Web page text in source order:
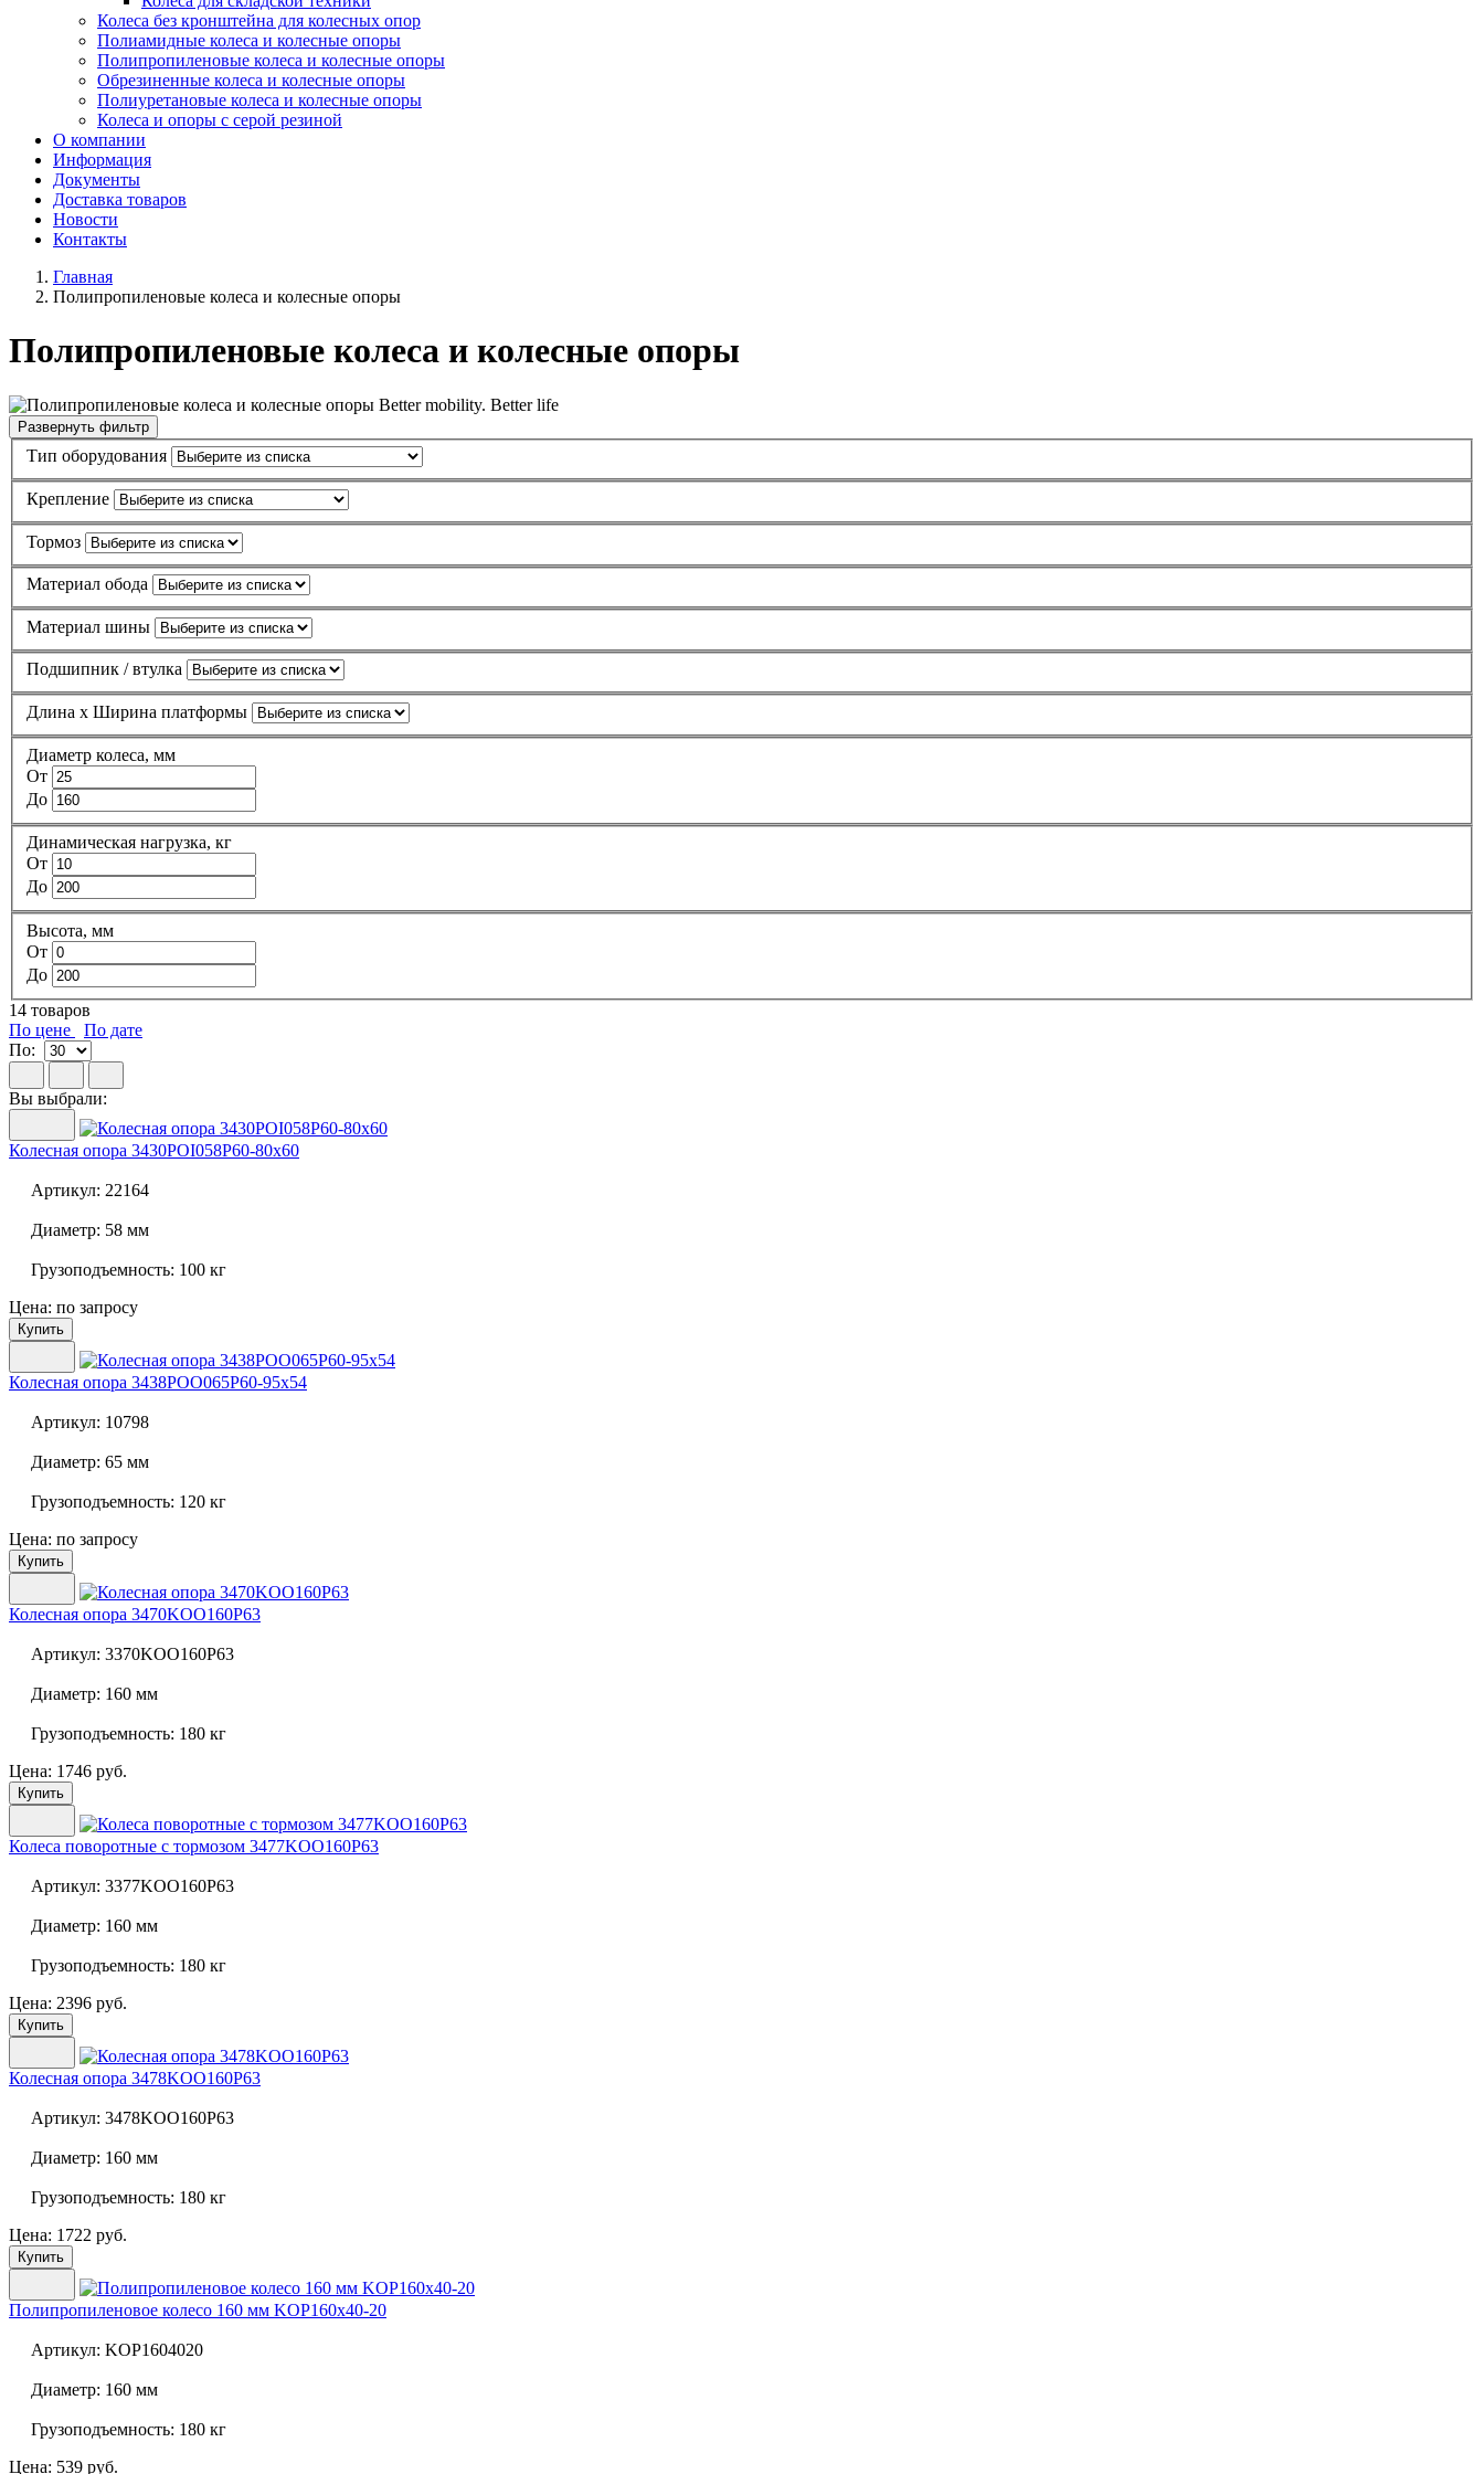
Колеса без кронштейна для колесных опор
Полиамидные колеса и колесные опоры
Полипропиленовые колеса и колесные опоры
Обрезиненные колеса и колесные опоры
Полиуретановые колеса и колесные опоры
Колеса и опоры с серой резиной
О компании
Информация
Документы
Доставка товаров
Новости
Контакты
Главная
Полипропиленовые колеса и колесные опоры
Полипропиленовые колеса и колесные опоры
Better mobility. Better life
Развернуть фильтр
Тип оборудования
Крепление
Тормоз
Материал обода
Материал шины
Подшипник / втулка
Длина х Ширина платформы
Диаметр колеса, мм
От
До
Динамическая нагрузка, кг
От
До
Высота, мм
От
До
14 товаров
По цене
По дате
По:
Вы выбрали:
Колесная опора 3430POI058P60-80x60
Артикул: 22164
Диаметр: 58 мм
Грузоподъемность: 100 кг
Цена: по запросу
Купить
Колесная опора 3438POO065P60-95x54
Артикул: 10798
Диаметр: 65 мм
Грузоподъемность: 120 кг
Цена: по запросу
Купить
Колесная опора 3470KOO160P63
Артикул: 3370KOO160P63
Диаметр: 160 мм
Грузоподъемность: 180 кг
Цена: 1746 руб.
Купить
Колеса поворотные с тормозом 3477KOO160P63
Артикул: 3377KOO160P63
Диаметр: 160 мм
Грузоподъемность: 180 кг
Цена: 2396 руб.
Купить
Колесная опора 3478KOO160P63
Артикул: 3478KOO160P63
Диаметр: 160 мм
Грузоподъемность: 180 кг
Цена: 1722 руб.
Купить
Полипропиленовое колесо 160 мм KOP160x40-20
Артикул: KOP1604020
Диаметр: 160 мм
Грузоподъемность: 180 кг
Цена: 539 руб.